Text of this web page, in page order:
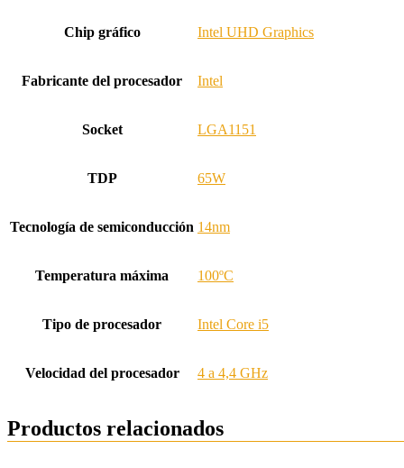
Chip gráfico Intel UHD Graphics
Fabricante del procesador Intel
Socket LGA1151
TDP 65W
Tecnología de semiconducción 14nm
Temperatura máxima 100ºC
Tipo de procesador Intel Core i5
Velocidad del procesador 4 a 4,4 GHz
Productos relacionados